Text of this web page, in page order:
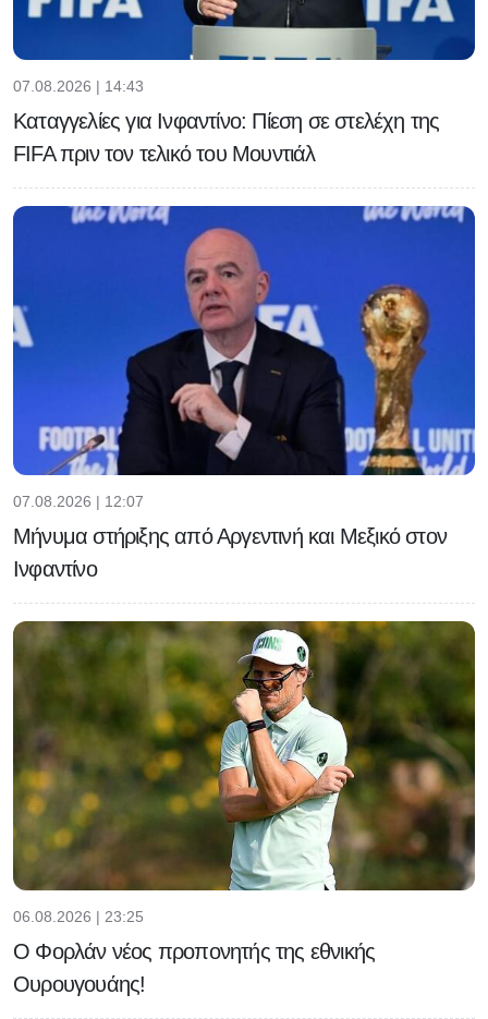
07.08.2026 | 14:43
Καταγγελίες για Ινφαντίνο: Πίεση σε στελέχη της
FIFA πριν τον τελικό του Μουντιάλ
07.08.2026 | 12:07
Μήνυμα στήριξης από Αργεντινή και Μεξικό στον
Ινφαντίνο
06.08.2026 | 23:25
Ο Φορλάν νέος προπονητής της εθνικής
Ουρουγουάης!